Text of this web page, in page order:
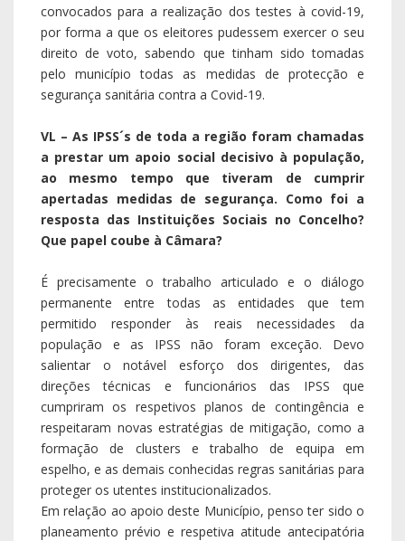
convocados para a realização dos testes à covid-19,
por forma a que os eleitores pudessem exercer o seu
direito de voto, sabendo que tinham sido tomadas
pelo município todas as medidas de protecção e
segurança sanitária contra a Covid-19.
VL – As IPSS´s de toda a região foram chamadas
a prestar um apoio social decisivo à população,
ao mesmo tempo que tiveram de cumprir
apertadas medidas de segurança. Como foi a
resposta das Instituições Sociais no Concelho?
Que papel coube à Câmara?
É precisamente o trabalho articulado e o diálogo
permanente entre todas as entidades que tem
permitido responder às reais necessidades da
população e as IPSS não foram exceção. Devo
salientar o notável esforço dos dirigentes, das
direções técnicas e funcionários das IPSS que
cumpriram os respetivos planos de contingência e
respeitaram novas estratégias de mitigação, como a
formação de clusters e trabalho de equipa em
espelho, e as demais conhecidas regras sanitárias para
proteger os utentes institucionalizados.
Em relação ao apoio deste Município, penso ter sido o
planeamento prévio e respetiva atitude antecipatória